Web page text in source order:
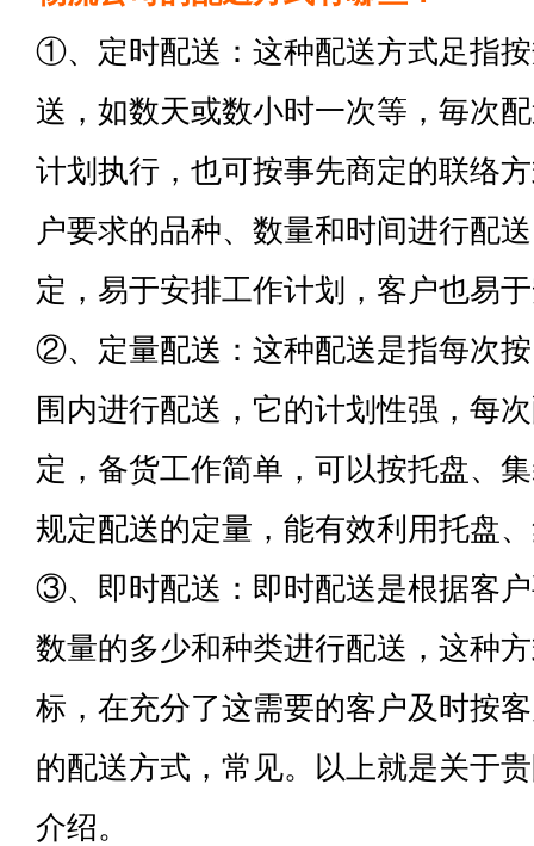
①、定时配送：这种配送方式足指
送，如数天或数小时一次等，毎次
计划执行，也可按事先商定的联络
户要求的品种、数量和时间进行配
定，易于安排工作计划，客户也易
②、定量配送：这种配送是指每次
围内进行配送，它的计划性强，每
定，备货工作简单，可以按托盘、
规定配送的定量，能有效利用托盘
③、即时配送：即时配送是根据客
数量的多少和种类进行配送，这种
标，在充分了这需要的客户及时按
的配送方式，常见。以上就是关于
介绍。